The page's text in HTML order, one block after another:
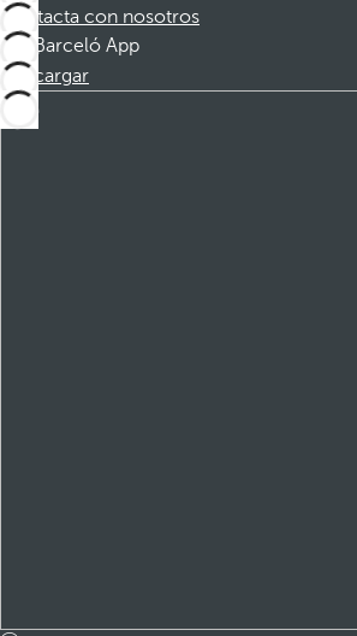
Contacta con nosotros
Barceló App
Descargar